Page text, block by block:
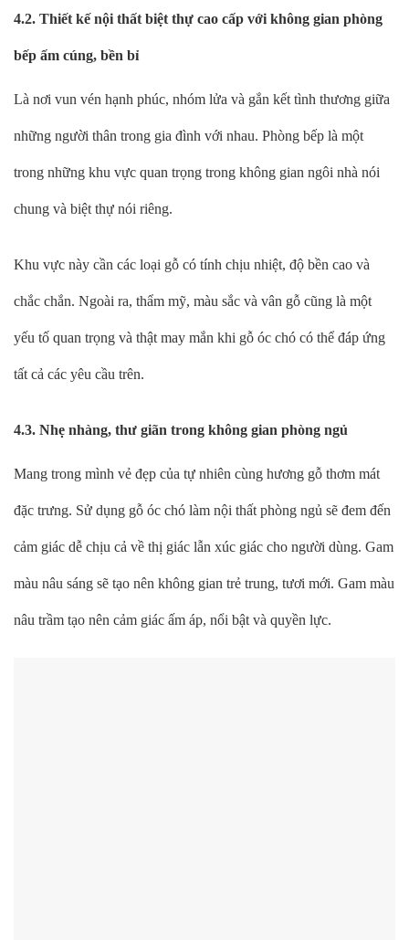
4.2. Thiết kế nội thất biệt thự cao cấp với không gian phòng
bếp ấm cúng, bền bỉ
Là nơi vun vén hạnh phúc, nhóm lửa và gắn kết tình thương giữa
những người thân trong gia đình với nhau. Phòng bếp là một
trong những khu vực quan trọng trong không gian ngôi nhà nói
chung và biệt thự nói riêng.
Khu vực này cần các loại gỗ có tính chịu nhiệt, độ bền cao và
chắc chắn. Ngoài ra, thẩm mỹ, màu sắc và vân gỗ cũng là một
yếu tố quan trọng và thật may mắn khi gỗ óc chó có thể đáp ứng
tất cả các yêu cầu trên.
4.3. Nhẹ nhàng, thư giãn trong không gian phòng ngủ
Mang trong mình vẻ đẹp của tự nhiên cùng hương gỗ thơm mát
đặc trưng. Sử dụng gỗ óc chó làm nội thất phòng ngủ sẽ đem đến
cảm giác dễ chịu cả về thị giác lẫn xúc giác cho người dùng. Gam
màu nâu sáng sẽ tạo nên không gian trẻ trung, tươi mới. Gam màu
nâu trầm tạo nên cảm giác ấm áp, nổi bật và quyền lực.